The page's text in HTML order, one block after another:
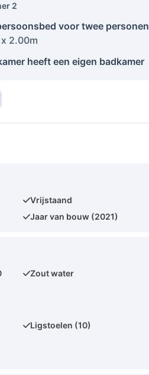
2
voor twee personen
2.00m
heeft een eigen badkamer
Vrijstaand
Jaar van bouw (2021)
Zout water
Ligstoelen (10)